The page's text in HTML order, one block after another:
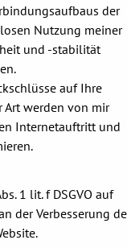
der
Nutzung meiner
und -stabilität
auf Ihre
Art werden von mir
Internetauftritt und
1 lit. f DSGVO auf
der Verbesserung